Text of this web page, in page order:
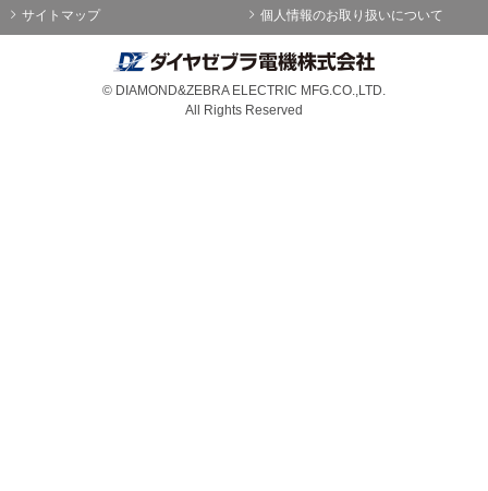
サイトマップ
個人情報のお取り扱いについて
© DIAMOND&ZEBRA ELECTRIC MFG.CO.,LTD.
All Rights Reserved